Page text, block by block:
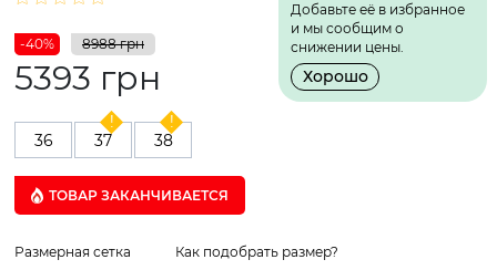
Добавьте её в избранное
и мы сообщим о
снижении цены.
Хорошо
-40% 8988 грн
5393 грн
36 37 38
ТОВАР ЗАКАНЧИВАЕТСЯ
Размерная сетка Как подобрать размер?